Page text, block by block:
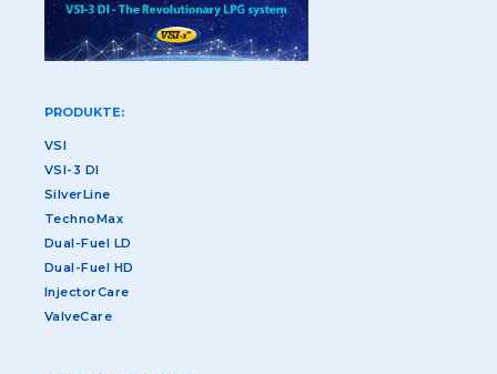
PRODUKTE:
VSI
VSI-3 DI
SilverLine
TechnoMax
Dual-Fuel LD
Dual-Fuel HD
InjectorCare
ValveCare